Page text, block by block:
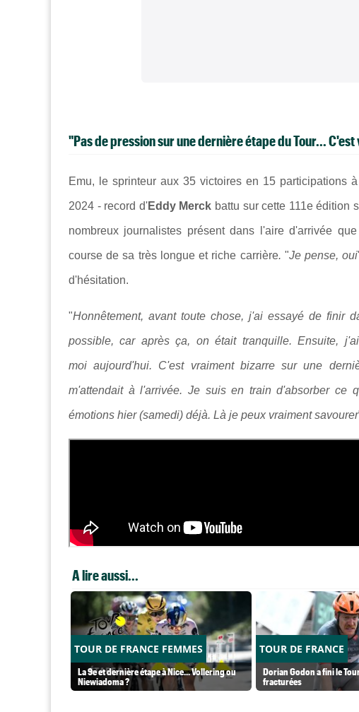
"Pas de pression sur une dernière étape du Tour...
Emu, le sprinteur aux 35 victoires en 15 participations
2024 - record d'Eddy Merck battu sur cette 111e édition
nombreux journalistes présent dans l'aire d'arrivée
course de sa très longue et riche carrière. "Je pense, oui
d'hésitation.
"Honnêtement, avant toute chose, j'ai essayé de finir
possible, car après ça, on était tranquille. Ensuite,
moi aujourd'hui. C'est vraiment bizarre sur une
m'attendait à l'arrivée. Je suis en train d'absorber ce
émotions hier (samedi) déjà. Là je peux vraiment savourer
A lire aussi...
TOUR DE FRANCE FEMMES
La 9e et dernière étape à Nice... Vollering ou
Niewiadoma ?
TOUR DE FRANCE
Dorian Godon a fini le
fracturées